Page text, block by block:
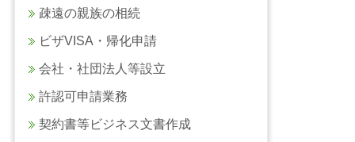
疎遠の親族の相続
ビザVISA・帰化申請
会社・社団法人等設立
許認可申請業務
契約書等ビジネス文書作成